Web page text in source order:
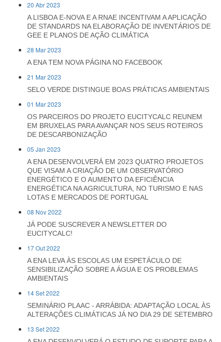
20 Abr 2023
A LISBOA E-NOVA E A RNAE INCENTIVAM A APLICAÇÃO
DE STANDARDS NA ELABORAÇÃO DE INVENTÁRIOS DE
GEE E PLANOS DE AÇÃO CLIMÁTICA
28 Mar 2023
A ENA TEM NOVA PÁGINA NO FACEBOOK
21 Mar 2023
SELO VERDE DISTINGUE BOAS PRÁTICAS AMBIENTAIS
01 Mar 2023
OS PARCEIROS DO PROJETO EUCITYCALC REUNEM
EM BRUXELAS PARA AVANÇAR NOS SEUS ROTEIROS
DE DESCARBONIZAÇÃO
05 Jan 2023
A ENA DESENVOLVERÁ EM 2023 QUATRO PROJETOS
QUE VISAM A CRIAÇÃO DE UM OBSERVATÓRIO
ENERGÉTICO E O AUMENTO DA EFICIÊNCIA
ENERGÉTICA NA AGRICULTURA, NO TURISMO E NAS
LOTAS E MERCADOS DE PORTUGAL
08 Nov 2022
JÁ PODE SUSCREVER A NEWSLETTER DO
EUCITYCALC!
17 Out 2022
A ENA LEVA ÀS ESCOLAS UM ESPETÁCULO DE
SENSIBILIZAÇÃO SOBRE A ÁGUA E OS PROBLEMAS
AMBIENTAIS
14 Set 2022
SEMINÁRIO PLAAC - ARRÁBIDA: ADAPTAÇÃO LOCAL ÀS
ALTERAÇÕES CLIMÁTICAS JÁ NO DIA 29 DE SETEMBRO
13 Set 2022